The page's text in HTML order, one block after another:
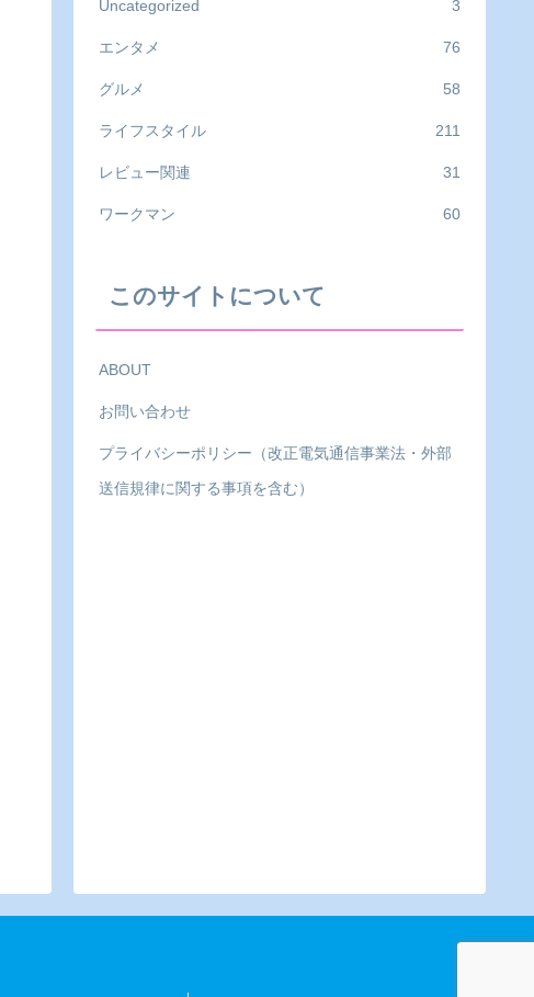
Uncategorized 3
エンタメ 76
グルメ 58
ライフスタイル 211
レビュー関連 31
ワークマン 60
このサイトについて
ABOUT
お問い合わせ
プライバシーポリシー（改正電気通信事業法・外部
送信規律に関する事項を含む）